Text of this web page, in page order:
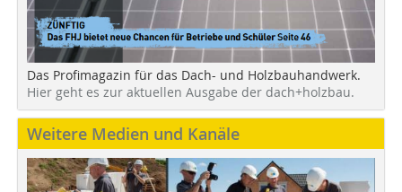
Das Profimagazin für das Dach- und Holzbauhandwerk.
Hier geht es zur aktuellen Ausgabe der dach+holzbau.
Weitere Medien und Kanäle